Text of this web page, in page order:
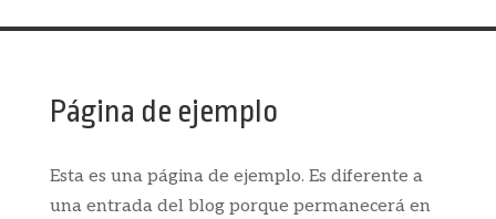
Página de ejemplo
Esta es una página de ejemplo. Es diferente a
una entrada del blog porque permanecerá en